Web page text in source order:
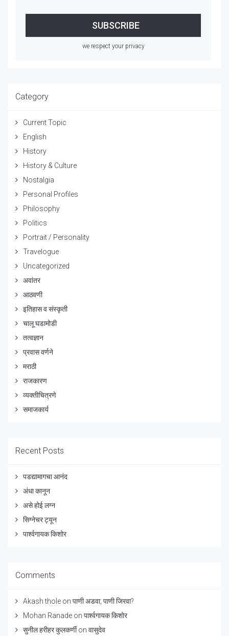
we respect your privacy
Category
Current Topic
English
History
History & Culture
Nostalgia
Personal Profiles
Philosophy
Politics
Portrait / Personality
Travelogue
Uncategorized
अवांतर
आठवणी
इतिहास व संस्कृती
चालू घडामोडी
तत्वज्ञान
प्रवास वर्णने
मराठी
राजकारण
व्यक्तीचित्रणे
समाजकार्य
Recent Posts
पडद्यामागचा आनंद
अंधा कानून
असे होई लग्न
सिग्नेचर ट्यून
पार्श्वगायक किशोर
Comments
Akash thole on पाणी अडवा; पाणी जिरवा?
Mohan Ranade on पार्श्वगायक किशोर
सुनील हरीहर कुलकर्णीon वासुदेव